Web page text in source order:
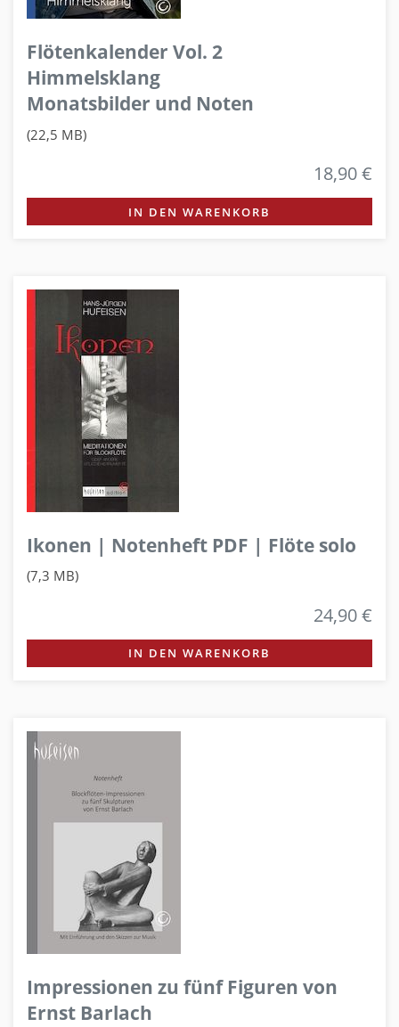
Flötenkalender Vol. 2
Himmelsklang
Monatsbilder und Noten
(22,5 MB)
18,90 €
IN DEN WARENKORB
Ikonen | Notenheft PDF | Flöte solo
(7,3 MB)
24,90 €
IN DEN WARENKORB
Impressionen zu fünf Figuren von
Ernst Barlach